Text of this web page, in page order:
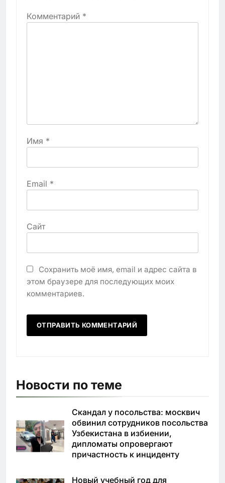
Комментарий *
Имя *
Email *
Сайт
Сохранить моё имя, email и адрес сайта в
этом браузере для последующих моих
комментариев.
Новости по теме
Скандал у посольства: москвич
обвинил сотрудников посольства
Узбекистана в избиении,
дипломаты опровергают
причастность к инциденту
Новый учебный год для